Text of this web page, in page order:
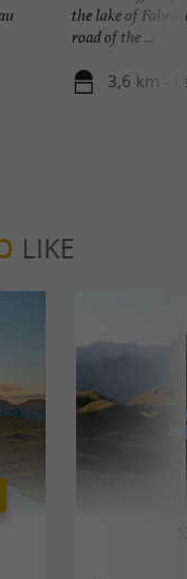
the lake of
road of the ...
3,6 km -
LIKE